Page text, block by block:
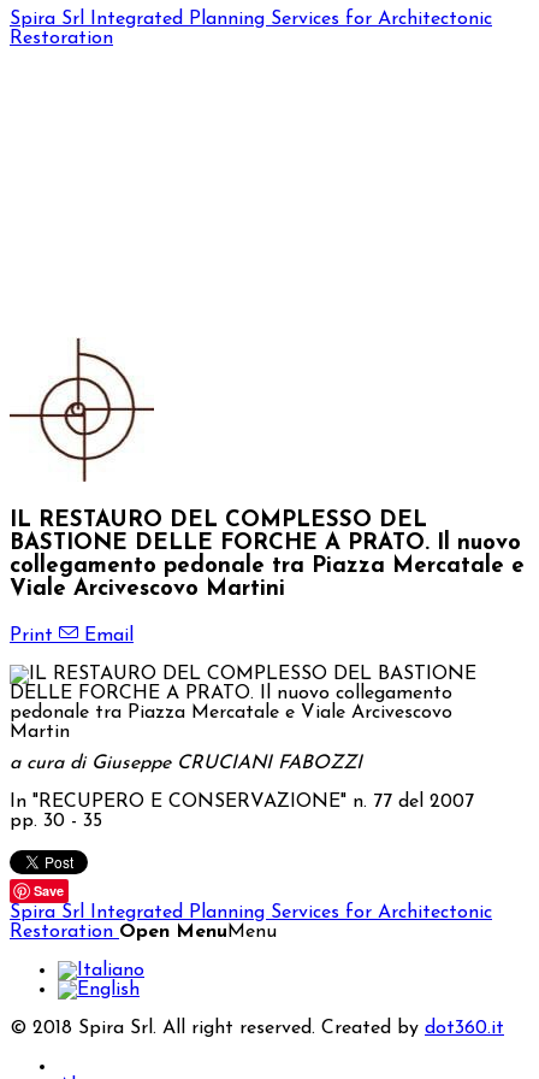
Spira Srl
Integrated Planning Services for Architectonic
Restoration
IL RESTAURO DEL COMPLESSO DEL
BASTIONE DELLE FORCHE A PRATO. Il nuovo
collegamento pedonale tra Piazza Mercatale e
Viale Arcivescovo Martini
Print Email
a cura di Giuseppe CRUCIANI FABOZZI
In "RECUPERO E CONSERVAZIONE" n. 77 del 2007
pp. 30 - 35
Save
Spira Srl Integrated Planning Services for Architectonic
Restoration Open MenuMenu
© 2018 Spira Srl. All right reserved. Created by dot360.it